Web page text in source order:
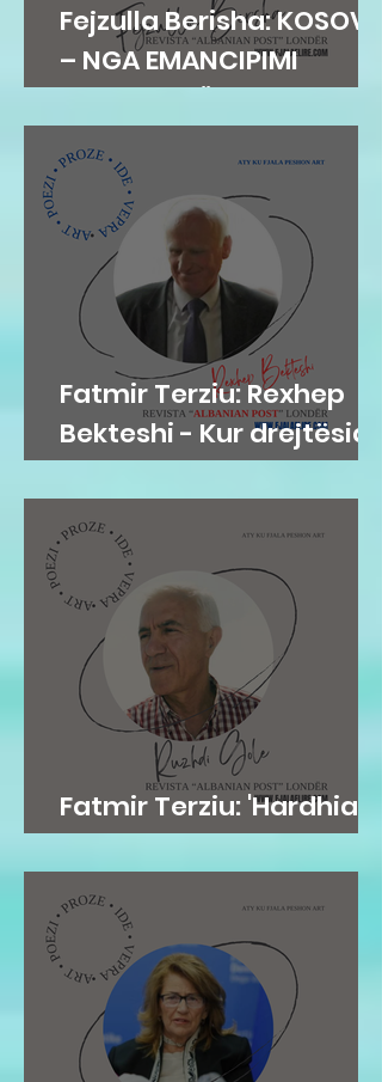
Fejzulla Berisha: KOSOVA
– NGA EMANCIPIMI
ARSIMOR NË
SHTETNDËRTIM
Fatmir Terziu: Rexhep
Bekteshi - Kur drejtësia
bëhet karakter
Fatmir Terziu: 'Hardhia'
frymore e njeriut